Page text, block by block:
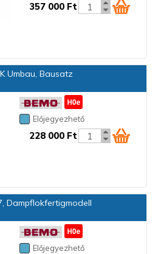
357 000 Ft
Umbau, Bausatz
Előjegyezhető
228 000 Ft
Dampflokfertigmodell
Előjegyezhető